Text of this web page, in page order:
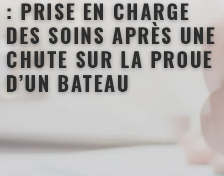
: PRISE EN CHARGE
DES SOINS APRÈS UNE
CHUTE SUR LA PROUE
D’UN BATEAU